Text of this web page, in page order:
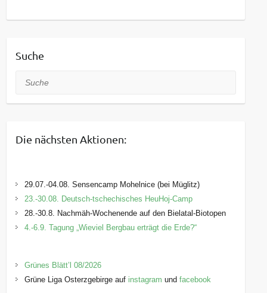
Suche
Suche
Die nächsten Aktionen:
29.07.-04.08. Sensencamp Mohelnice (bei Müglitz)
23.-30.08. Deutsch-tschechisches HeuHoj-Camp
28.-30.8. Nachmäh-Wochenende auf den Bielatal-Biotopen
4.-6.9. Tagung „Wieviel Bergbau erträgt die Erde?“
Grünes Blätt’l 08/2026
Grüne Liga Osterzgebirge auf instagram undfacebook